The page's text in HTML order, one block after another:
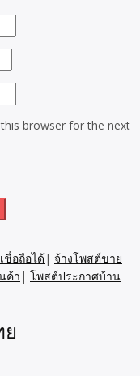
browser for the next
ชื่อถือได้| จ้างโพสต์ขาย
ค้า | โพสต์ประกาศบ้าน
ย